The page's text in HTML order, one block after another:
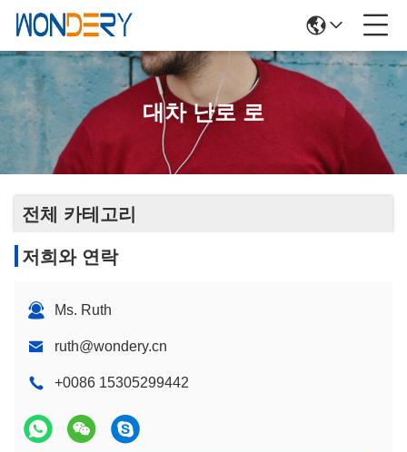
대차 난로 로
전체 카테고리
저희와 연락
Ms. Ruth
ruth@wondery.cn
+0086 15305299442